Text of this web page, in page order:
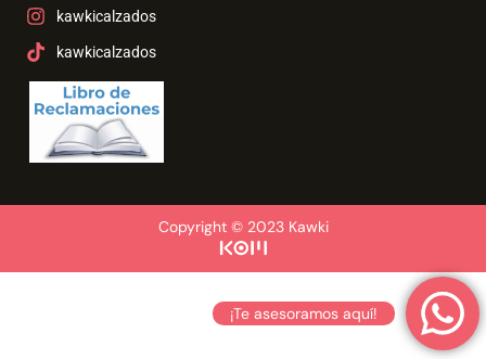
kawkicalzados
kawkicalzados
Copyright © 2023 Kawki
¡Te asesoramos aquí!